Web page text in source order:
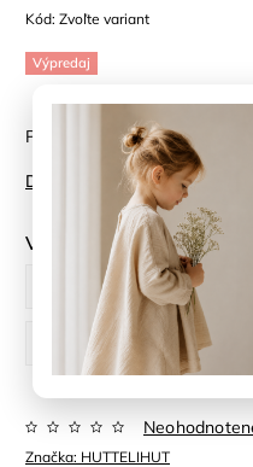
Kód: Zvoľte variant
Výpredaj
Plavkové tričko
Detailné informácie
Veľkosť
98 cm
116 cm 122 cm
Značka: HUTTELIHUT